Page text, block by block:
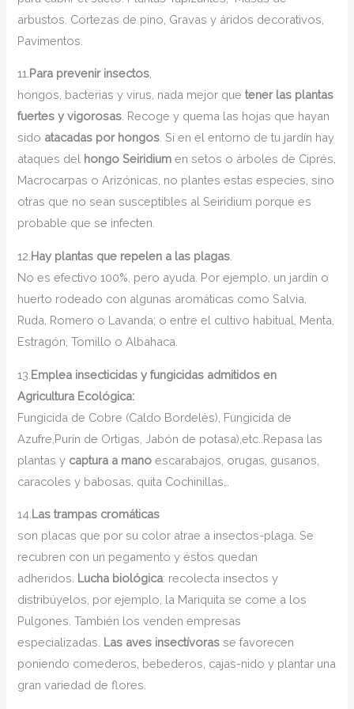
arbustos. Cortezas de pino, Gravas y áridos decorativos,
Pavimentos.
11. Para prevenir insectos
hongos, bacterias y virus, nada mejor quetener las plantas
fuertes y vigorosas . Recoge y quema las hojas que hayan
sido atacadas por hongos . Si en el entorno de tu jardín hay
ataques del hongo Seiridium en setos o árboles de Ciprés,
Macrocarpas o Arizónicas, no plantes estas especies, sino
otras que no sean susceptibles al Seiridium porque es
probable que se infecten.
12. Hay plantas que repelen a las plagas
No es efectivo 100%, pero ayuda. Por ejemplo, un jardín o
huerto rodeado con algunas aromáticas como Salvia,
Ruda, Romero o Lavanda; o entre el cultivo habitual, Menta,
Estragón, Tomillo o Albahaca.
13. Emplea insecticidas y fungicidas admitidos en
Agricultura Ecológica:
Fungicida de Cobre (Caldo Bordelés), Fungicida de
Azufre,Purín de Ortigas, Jabón de potasa),etc..Repasa las
plantas y captura a mano escarabajos, orugas, gusanos,
caracoles y babosas, quita Cochinillas…
14. Las trampas cromáticas
son placas que por su color atrae a insectos-plaga. Se
recubren con un pegamento y éstos quedan
adheridos. Lucha biológica: recolecta insectos y
distribúyelos, por ejemplo, la Mariquita se come a los
Pulgones. También los venden empresas
especializadas. Las aves insectívoras se favorecen
poniendo comederos, bebederos, cajas-nido y plantar una
gran variedad de flores.